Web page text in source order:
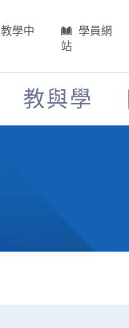
教學中
學員網
站
教與學